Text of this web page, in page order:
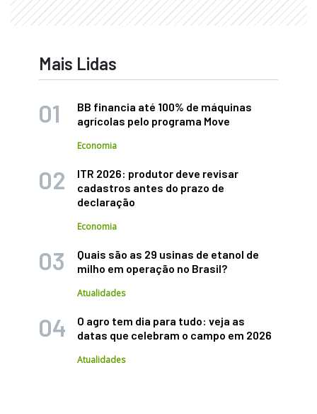
Mais Lidas
BB financia até 100% de máquinas
agrícolas pelo programa Move
Economia
ITR 2026: produtor deve revisar
cadastros antes do prazo de
declaração
Economia
Quais são as 29 usinas de etanol de
milho em operação no Brasil?
Atualidades
O agro tem dia para tudo: veja as
datas que celebram o campo em 2026
Atualidades